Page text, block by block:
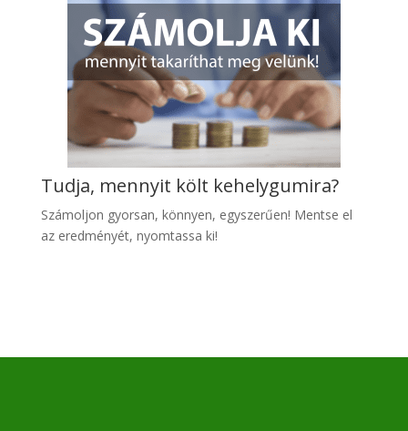
Tudja, mennyit költ kehelygumira?
Számoljon gyorsan, könnyen, egyszerűen! Mentse el
az eredményét, nyomtassa ki!